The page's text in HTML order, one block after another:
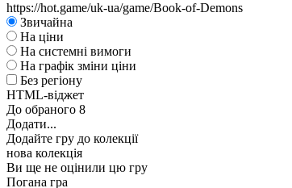
https://hot.game/uk-ua/game/Book-of-Demons
Звичайна
На ціни
На системні вимоги
На графік зміни ціни
Без регіону
HTML-віджет
До обраного 8
Додати...
Додайте гру до колекції
нова колекція
Ви ще не оцінили цю гру
Погана гра